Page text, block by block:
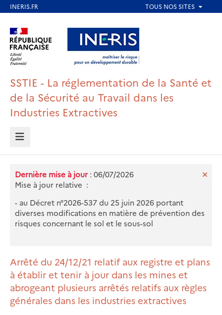
contenu
principal
Aller au contenu Aller au menu
Aller au pied de page
SSTIE - La réglementation de la Santé et
de la Sécurité au Travail dans les
Industries Extractives
MENU
Dernière mise à jour : 06/07/2026
Mise à jour relative :
- au Décret n°2026-537 du 25 juin 2026 portant
diverses modifications en matière de prévention des
risques concernant le sol et le sous-sol
Arrêté du 24/12/21 relatif aux registre et plans
à établir et tenir à jour dans les mines et
abrogeant plusieurs arrêtés relatifs aux règles
générales dans les industries extractives